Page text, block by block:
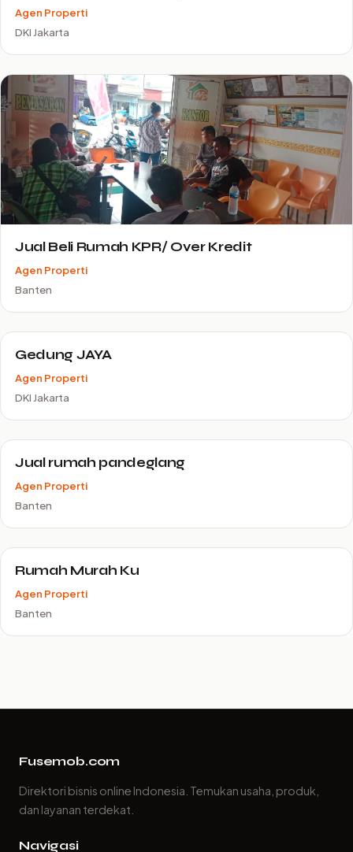
Agen Properti
DKI Jakarta
Jual Beli Rumah KPR/ Over Kredit
Agen Properti
Banten
Gedung JAYA
Agen Properti
DKI Jakarta
Jual rumah pandeglang
Agen Properti
Banten
Rumah Murah Ku
Agen Properti
Banten
Fusemob.com
Direktori bisnis online Indonesia. Temukan usaha, produk,
dan layanan terdekat.
Navigasi